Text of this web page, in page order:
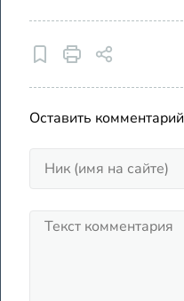
Оставить комментарий